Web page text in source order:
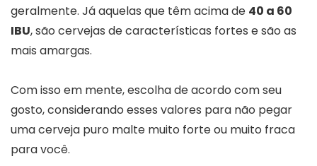
geralmente. Já aquelas que têm acima de 40 a 60
IBU, são cervejas de características fortes e são as
mais amargas.
Com isso em mente, escolha de acordo com seu
gosto, considerando esses valores para não pegar
uma cerveja puro malte muito forte ou muito fraca
para você.